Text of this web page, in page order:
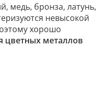
медь, бронза, латунь,
невысокой
хорошо
цветных металлов